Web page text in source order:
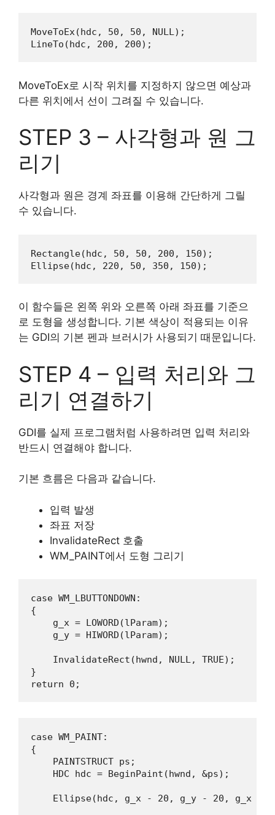
MoveToEx(hdc , 50 , 50 , NULL
LineTo (hdc , 200 , 200);
MoveToEx로 시작 위치를 지정하지 않으면 예상과
다른 위치에서 선이 그려질 수 있습니다.
STEP 3 – 사각형과 원 그
리기
사각형과 원은 경계 좌표를 이용해 간단하게 그릴
수 있습니다.
Rectangle(hdc , 50 , 50 , 200 , 150
Ellipse(hdc , 220 , 50 , 350 , 150);
이 함수들은 왼쪽 위와 오른쪽 아래 좌표를 기준으
로 도형을 생성합니다. 기본 색상이 적용되는 이유
는 GDI의 기본 펜과 브러시가 사용되기 때문입니다.
STEP 4 – 입력 처리와 그
리기 연결하기
GDI를 실제 프로그램처럼 사용하려면 입력 처리와
반드시 연결해야 합니다.
기본 흐름은 다음과 같습니다.
입력 발생
좌표 저장
InvalidateRect 호출
WM_PAINT에서 도형 그리기
case WM_LBUTTONDOWN :
{
g_x = LOWORD (lParam);
g_y = HIWORD (lParam);
InvalidateRect (hwnd , NULL, TRUE);
return
0 ;
case WM_PAINT:
{
PAINTSTRUCT ps ;
HDC
hdc = BeginPaint (hwnd , &ps);
Ellipse(hdc , g_x - 20 , g_y - 20 , g_x